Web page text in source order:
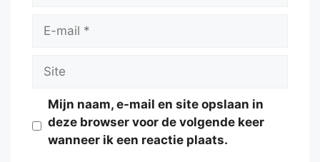
Site
Mijn naam, e-mail en site opslaan in
deze browser voor de volgende keer
wanneer ik een reactie plaats.